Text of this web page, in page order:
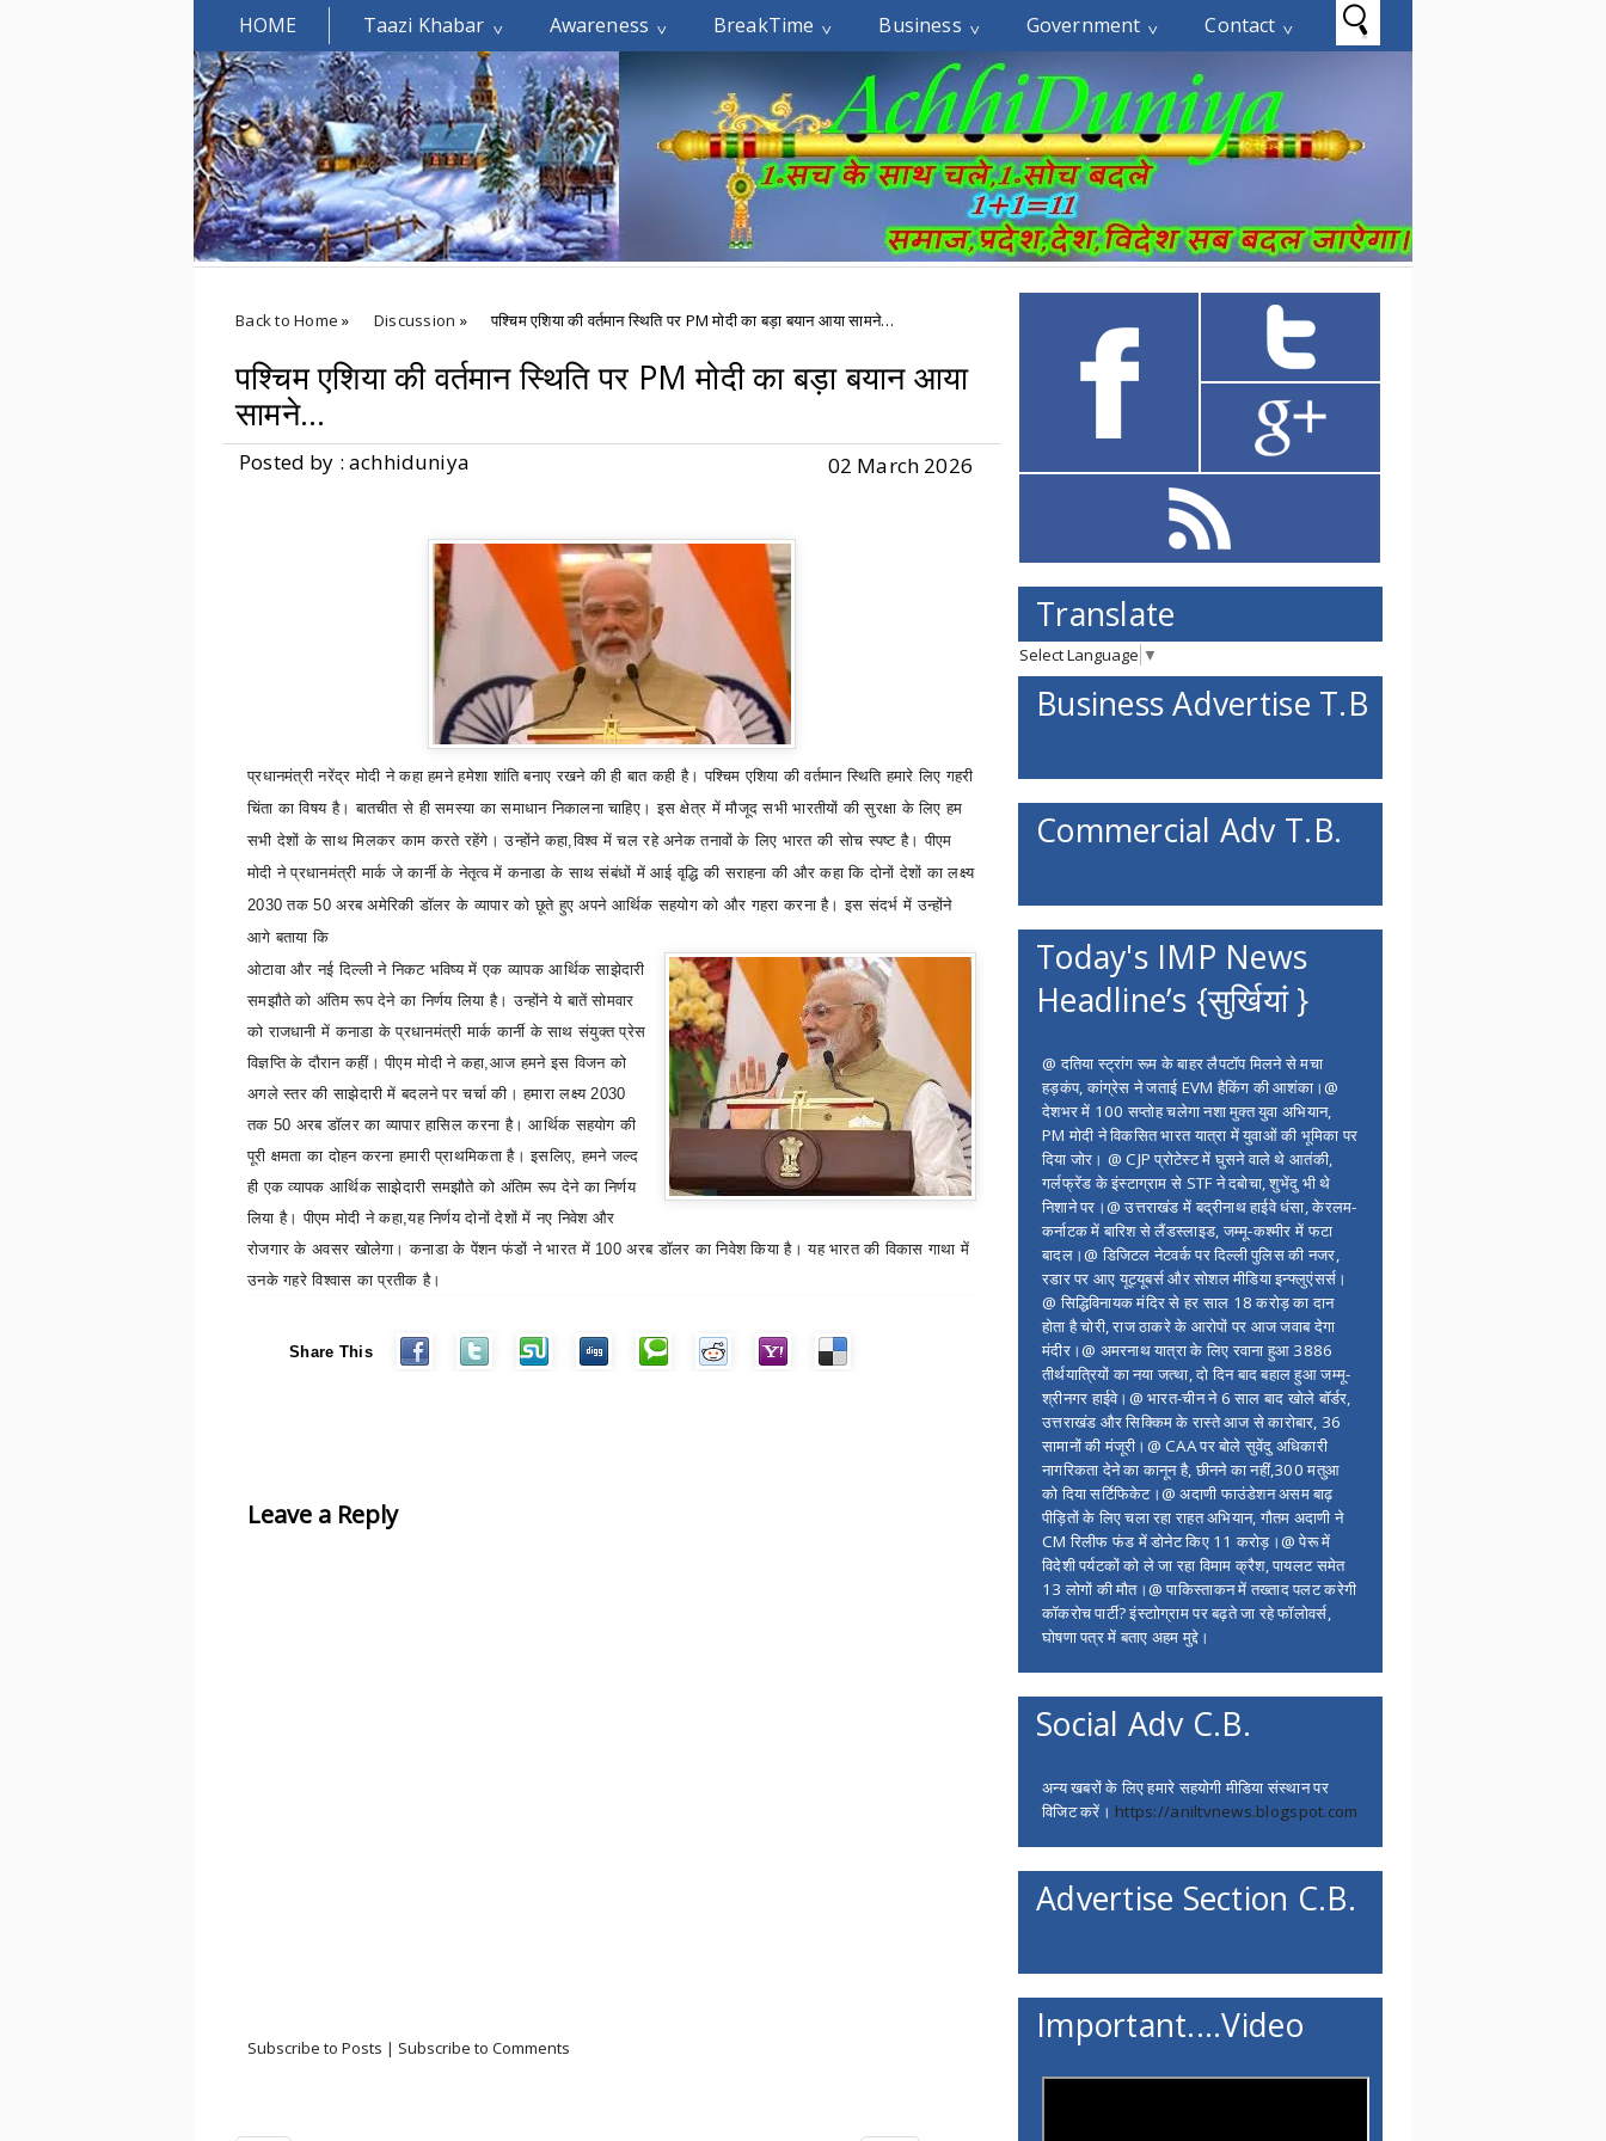
HOME Taazi Khabar Awareness BreakTime Business Government Contact
Welcomes You.....
Back to Home » Discussion » पश्चिम एशिया की वर्तमान स्थिति पर PM मोदी का बड़ा बयान आया सामने…
पश्चिम एशिया की वर्तमान स्थिति पर PM मोदी का बड़ा बयान आया
सामने…
Posted by : achhiduniya 02 March 2026
प्रधानमंत्री नरेंद्र मोदीने कहाहमने हमेशा शांति बनाए रखने की ही बात कही है। पश्चिम एशिया की वर्तमान स्थिति हमारे लिए गहरी
चिंता का विषय है। बातचीत से ही समस्या का समाधान निकालना चाहिए। इस क्षेत्र में मौजूद सभी भारतीयों की सुरक्षा के लिए हम
सभी देशों के साथ मिलकर काम करते रहेंगे। उन्होंने कहा,विश्व में चल रहे अनेक तनावों के लिए भारत की सोच स्पष्ट है। पीएम
मोदी ने प्रधानमंत्री मार्क जे कार्नी के नेतृत्व में कनाडा के साथ संबंधों में आई वृद्धि की सराहना की और कहा कि दोनों देशों का लक्ष्य
2030तक50अरब अमेरिकी डॉलर के व्यापार को छूते हुए अपने आर्थिक सहयोग को और गहरा करना है। इस संदर्भ में उन्होंने
आगे बताया कि
ओटावा और नई दिल्ली ने निकट भविष्य में एक व्यापक आर्थिक साझेदारी
समझौते को अंतिम रूप देने का निर्णय लिया है। उन्होंने ये बातें सोमवार
को राजधानी में कनाडा के प्रधानमंत्री मार्क कार्नी के साथ संयुक्त प्रेस
विज्ञप्ति के दौरान कहीं। पीएम मोदी ने कहा,आज हमने इस विजन को
अगले स्तर की साझेदारी में बदलने पर चर्चा की। हमारा लक्ष्य2030
तक 50 अरब डॉलर का व्यापार हासिल करना है। आर्थिक सहयोग की
पूरी क्षमता का दोहन करना हमारी प्राथमिकता है। इसलिए,हमने जल्द
ही एक व्यापक आर्थिक साझेदारी समझौते को अंतिम रूप देने का निर्णय
लिया है। पीएम मोदी ने कहा,यह निर्णय दोनों देशों में नए निवेश और
रोजगार के अवसर खोलेगा। कनाडा के पेंशन फंडों ने भारत में 100अरब डॉलर का निवेश किया है। यह भारत की विकास गाथा में
उनके गहरे विश्वास का प्रतीक है।
Share This
Leave a Reply
Subscribe to Posts | Subscribe to Comments
Translate
Select Language ▼
Business Advertise T.B
Commercial Adv T.B.
Today's IMP News
Headline’s {सुर्खियां }
@ दतिया स्ट्रांग रूम के बाहर लैपटॉप मिलने से मचा
हड़कंप, कांग्रेस ने जताई EVM हैकिंग की आशंका।@
देशभर में 100 सप्ताेह चलेगा नशा मुक्त युवा अभियान,
PM मोदी ने विकसित भारत यात्रा में युवाओं की भूमिका पर
दिया जोर। @ CJP प्रोटेस्ट में घुसने वाले थे आतंकी,
गर्लफ्रेंड के इंस्टाग्राम से STF ने दबोचा, शुभेंदु भी थे
निशाने पर।@ उत्तराखंड में बद्रीनाथ हाईवे धंसा, केरलम-
कर्नाटक में बारिश से लैंडस्लाइड, जम्मू-कश्मीर में फटा
बादल।@ डिजिटल नेटवर्क पर दिल्ली पुलिस की नजर,
रडार पर आए यूट्यूबर्स और सोशल मीडिया इन्फ्लुएंसर्स।
@ सिद्धिविनायक मंदिर से हर साल 18 करोड़ का दान
होता है चोरी, राज ठाकरे के आरोपों पर आज जवाब देगा
मंदीर।@ अमरनाथ यात्रा के लिए रवाना हुआ 3886
तीर्थयात्रियों का नया जत्था, दो दिन बाद बहाल हुआ जम्मू-
श्रीनगर हाईवे।@ भारत-चीन ने 6 साल बाद खोले बॉर्डर,
उत्तराखंड और सिक्किम के रास्ते आज से कारोबार, 36
सामानों की मंजूरी।@ CAA पर बोले सुवेंदु अधिकारी
नागरिकता देने का कानून है, छीनने का नहीं,300 मतुआ
को दिया सर्टिफिकेट।@ अदाणी फाउंडेशन असम बाढ़
पीड़ितों के लिए चला रहा राहत अभियान, गौतम अदाणी ने
CM रिलीफ फंड में डोनेट किए 11 करोड़।@ पेरू में
विदेशी पर्यटकों को ले जा रहा विमाम क्रैश, पायलट समेत
13 लोगों की मौत।@ पाकिस्ताकन में तख्ताद पलट करेगी
कॉकरोच पार्टी? इंस्टाोग्राम पर बढ़ते जा रहे फॉलोवर्स,
घोषणा पत्र में बताए अहम मुद्दे।
Social Adv C.B.
अन्य खबरों के लिए हमारे सहयोगी मीडिया संस्थान पर
विजिट करें। https://aniltvnews.blogspot.com
Advertise Section C.B.
Important....Video